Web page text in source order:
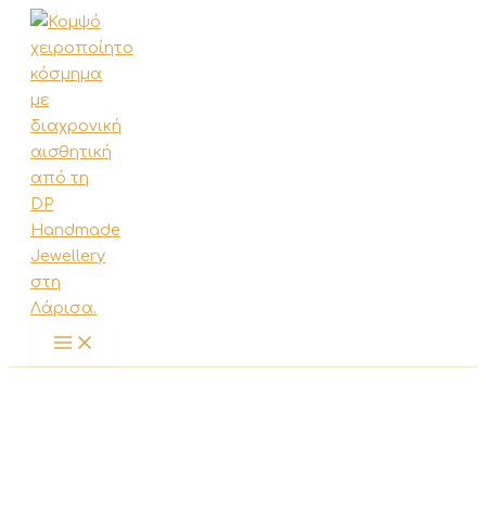
Μετάβαση
στο
περιεχόμενο